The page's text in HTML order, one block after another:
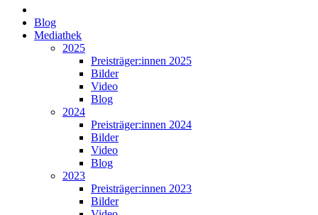
Blog
Mediathek
2025
Preisträger:innen 2025
Bilder
Video
Blog
2024
Preisträger:innen 2024
Bilder
Video
Blog
2023
Preisträger:innen 2023
Bilder